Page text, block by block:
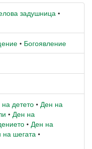
задушница •
• Богоявление
детето • Ден на
• Ден на
• Ден на
на шегата •